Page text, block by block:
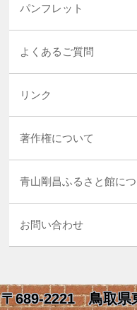
パンフレット
よくあるご質問
リンク
著作権について
青山剛昌ふるさと館に
お問い合わせ
〒689-2221 鳥取県